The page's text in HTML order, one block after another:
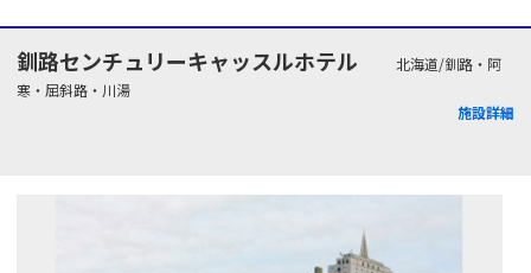
釧路センチュリーキャッスルホテル
北海道/釧路・阿
寒・屈斜路・川湯
施設詳細